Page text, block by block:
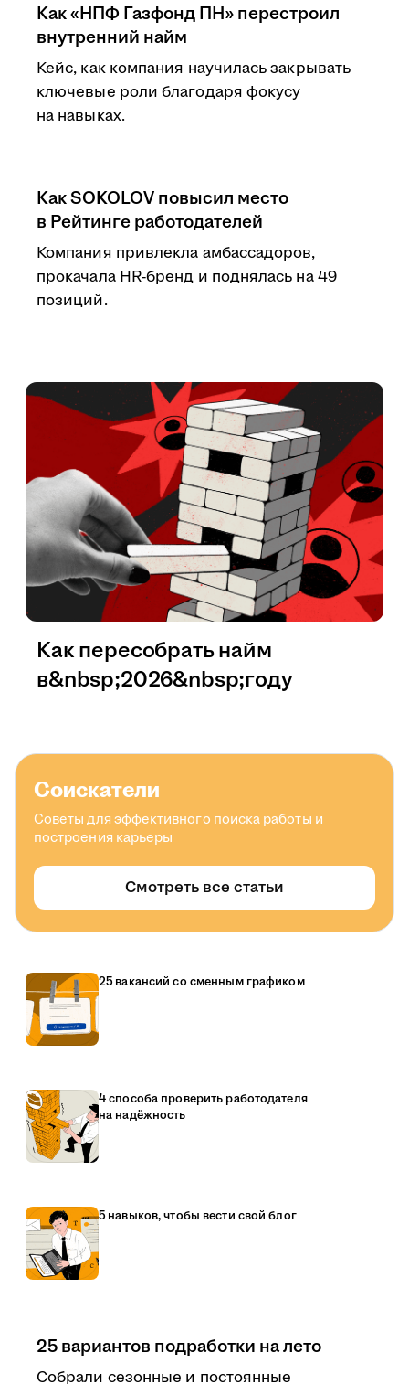
Как «НПФ Газфонд ПН» перестроил
внутренний найм
Кейс, как компания научилась закрывать
ключевые роли благодаря фокусу
на навыках.
Как SOKOLOV повысил место
в Рейтинге работодателей
Компания привлекла амбассадоров,
прокачала HR-бренд и поднялась на 49
позиций.
Как пересобрать найм
в&nbsp;2026&nbsp;году
Соискатели
Советы для эффективного поиска работы и
построения карьеры
Смотреть все статьи
25 вакансий со сменным графиком
4 способа проверить работодателя
на надёжность
5 навыков, чтобы вести свой блог
25 вариантов подработки на лето
Собрали сезонные и постоянные